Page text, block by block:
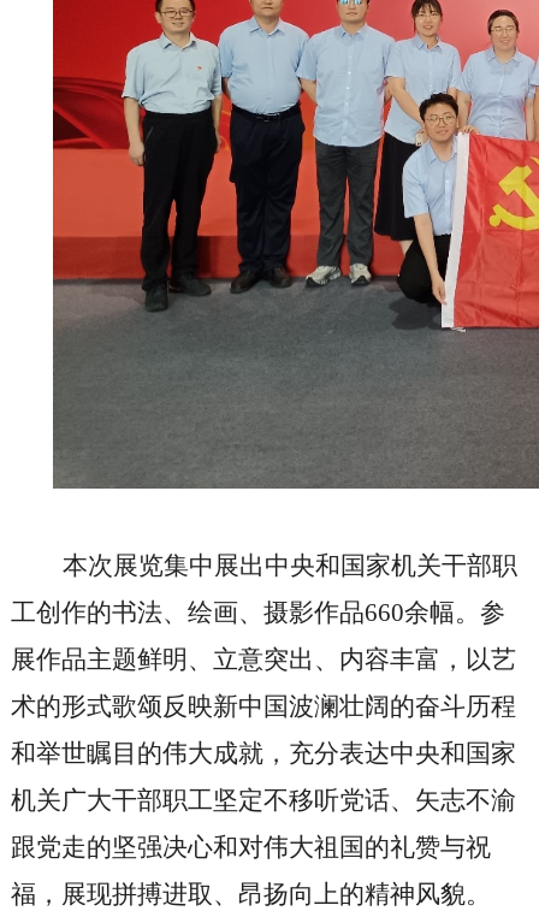
本次展览集中展出中央和国家机关干部职
工创作的书法、绘画、摄影作品660余幅。参
展作品主题鲜明、立意突出、内容丰富，以艺
术的形式歌颂反映新中国波澜壮阔的奋斗历程
和举世瞩目的伟大成就，充分表达中央和国家
机关广大干部职工坚定不移听党话、矢志不渝
跟党走的坚强决心和对伟大祖国的礼赞与祝
福，展现拼搏进取、昂扬向上的精神风貌。